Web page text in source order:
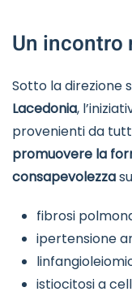
Un
Sotto la direzione
Lacedonia,
provenienti da
promuovere la
consapevolezza
fibrosi
ipertensione
istiocitosi a